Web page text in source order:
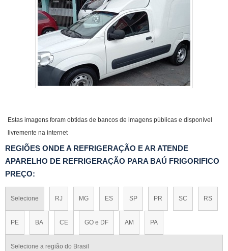
Estas imagens foram obtidas de bancos de imagens públicas e disponível
livremente na internet
REGIÕES ONDE A REFRIGERAÇÃO E AR ATENDE
APARELHO DE REFRIGERAÇÃO PARA BAÚ FRIGORIFICO
PREÇO:
Selecione RJ MG ES SP PR SC RS
PE BA CE GO e DF AM PA
Selecione a região do Brasil